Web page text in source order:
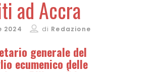
ad Accra
2024 di Redazione
generale del
ecumenico delle